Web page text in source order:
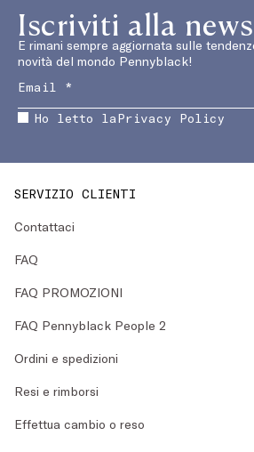
Iscriviti alla
E rimani sempre aggiornata sulle
novità del mondo Pennyblack!
Ho letto laPrivacy Policy
SERVIZIO CLIENTI
Contattaci
FAQ
FAQ PROMOZIONI
FAQ Pennyblack People 2
Ordini e spedizioni
Resi e rimborsi
Effettua cambio o reso